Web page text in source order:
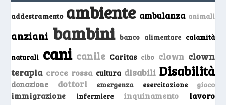
addestramento ambiente ambulanza animali
anziani bambini banco alimentare calamità
naturali cani canile Caritas cibo clown clown
terapia croce rossa cultura disabili Disabilità
donazione dottori emergenza esercitazione gioco
immigrazione infermiere inquinamento lavoro